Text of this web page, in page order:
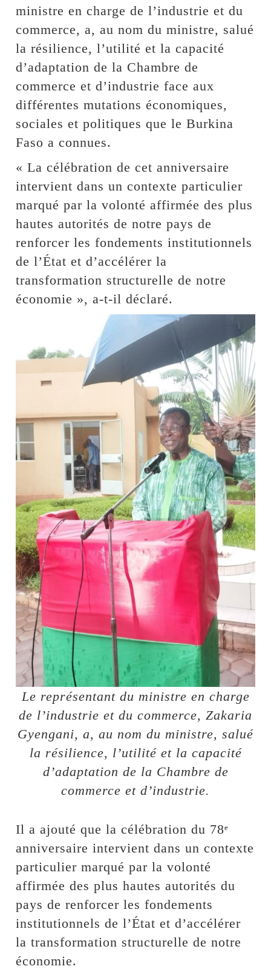
ministre en charge de l’industrie et du
commerce, a, au nom du ministre, salué
la résilience, l’utilité et la capacité
d’adaptation de la Chambre de
commerce et d’industrie face aux
différentes mutations économiques,
sociales et politiques que le Burkina
Faso a connues.
« La célébration de cet anniversaire
intervient dans un contexte particulier
marqué par la volonté affirmée des plus
hautes autorités de notre pays de
renforcer les fondements institutionnels
de l’État et d’accélérer la
transformation structurelle de notre
économie », a-t-il déclaré.
Le représentant du ministre en charge
de l’industrie et du commerce, Zakaria
Gyengani, a, au nom du ministre, salué
la résilience, l’utilité et la capacité
d’adaptation de la Chambre de
commerce et d’industrie.
Il a ajouté que la célébration du 78ᵉ
anniversaire intervient dans un contexte
particulier marqué par la volonté
affirmée des plus hautes autorités du
pays de renforcer les fondements
institutionnels de l’État et d’accélérer
la transformation structurelle de notre
économie.